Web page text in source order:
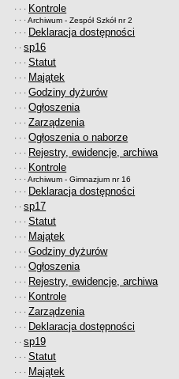
· · · Kontrole
· · ·Archiwum - Zespół Szkół nr 2
· · · Deklaracja dostępności
· ·sp16
· · ·Statut
· · · Majątek
· · ·Godziny dyżurów
· · ·Ogłoszenia
· · ·Zarządzenia
· · ·Ogłoszenia o naborze
· · · Rejestry, ewidencje, archiwa
· · · Kontrole
· · ·Archiwum - Gimnazjum nr 16
· · · Deklaracja dostępności
· ·sp17
· · ·Statut
· · · Majątek
· · ·Godziny dyżurów
· · ·Ogłoszenia
· · · Rejestry, ewidencje, archiwa
· · · Kontrole
· · ·Zarządzenia
· · · Deklaracja dostępności
· ·sp19
· · ·Statut
· · · Majątek